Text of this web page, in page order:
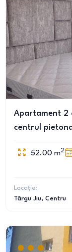
Apartament 2
centrul
52.00 m2
Locație:
Târgu Jiu, Centru